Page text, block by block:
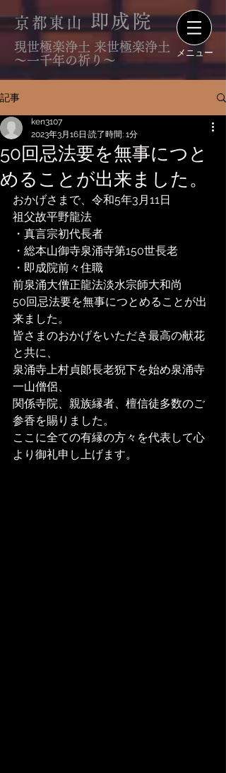
京都東山 即成院
現世極楽浄土 来世極楽浄土
〜一千年の祈り〜
メニュー
記事
50回忌法要を無事につと
めることが出来ました。
ken3107
2023年3月16日 読了時間: 1分
おかげさまで、令和5年3月11日
祖父故平野龍法
・真言宗初代長者
・総本山御寺泉涌寺第150世長老
・即成院前々住職
前泉涌大僧正龍法淡水宗師大和尚
50回忌法要を無事につとめることが出
来ました。
皆さまのおかげをいただき最高の献花
と共に、
泉涌寺上村貞郞長老猊下を始め泉涌寺
一山僧侶、
関係寺院、親族縁者、檀信徒多数のご
参香を賜りました。
ここに全ての有縁の方々を代表して心
より御礼申し上げます。